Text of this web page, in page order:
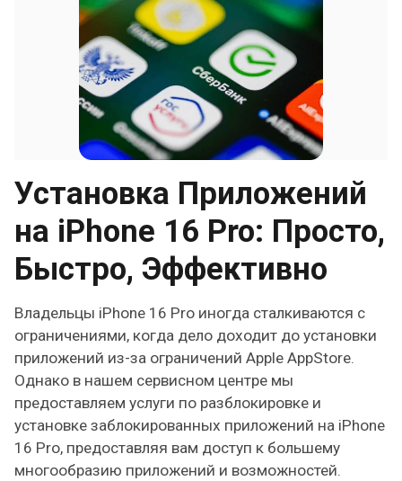
Установка Приложений
на iPhone 16 Pro: Просто,
Быстро, Эффективно
Владельцы iPhone 16 Pro иногда сталкиваются с
ограничениями, когда дело доходит до установки
приложений из-за ограничений Apple AppStore.
Однако в нашем сервисном центре мы
предоставляем услуги по разблокировке и
установке заблокированных приложений на iPhone
16 Pro, предоставляя вам доступ к большему
многообразию приложений и возможностей.